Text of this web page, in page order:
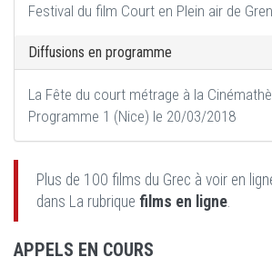
Festival du film Court en Plein air de
Diffusions en programme
La Fête du court métrage à la
Programme 1 (Nice) le 20/03/2018
Plus de 100 films du Grec à voir en
dans La rubrique films en ligne.
APPELS EN COURS